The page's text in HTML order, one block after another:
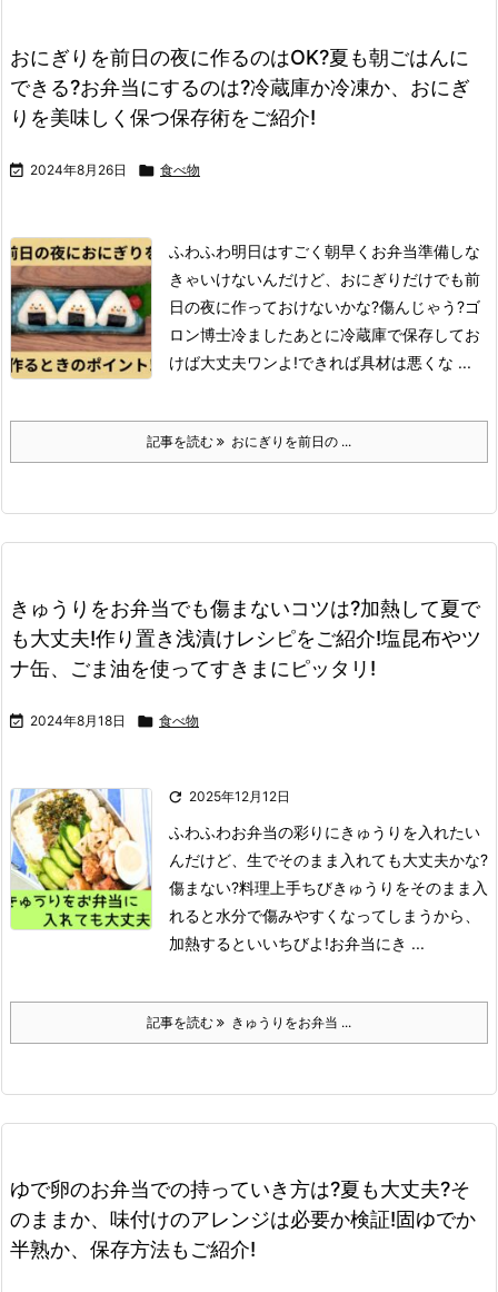
おにぎりを前日の夜に作るのはOK?夏も朝ごはんに
できる?お弁当にするのは?冷蔵庫か冷凍か、おにぎ
りを美味しく保つ保存術をご紹介!
 2024年8月26日  食べ物
ふわふわ明日はすごく朝早くお弁当準備しな
きゃいけないんだけど、おにぎりだけでも前
日の夜に作っておけないかな?傷んじゃう?ゴ
ロン博士冷ましたあとに冷蔵庫で保存してお
けば大丈夫ワンよ!できれば具材は悪くな ...
記事を読む おにぎりを前日の ...
きゅうりをお弁当でも傷まないコツは?加熱して夏で
も大丈夫!作り置き浅漬けレシピをご紹介!塩昆布やツ
ナ缶、ごま油を使ってすきまにピッタリ!
 2024年8月18日  食べ物
 2025年12月12日
ふわふわお弁当の彩りにきゅうりを入れたい
んだけど、生でそのまま入れても大丈夫かな?
傷まない?料理上手ちびきゅうりをそのまま入
れると水分で傷みやすくなってしまうから、
加熱するといいちびよ!お弁当にき ...
記事を読む きゅうりをお弁当 ...
ゆで卵のお弁当での持っていき方は?夏も大丈夫?そ
のままか、味付けのアレンジは必要か検証!固ゆでか
半熟か、保存方法もご紹介!